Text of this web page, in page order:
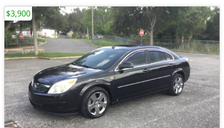
$3,900